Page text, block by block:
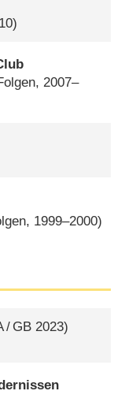
2007–
1999–2000)
/ GB 2023)